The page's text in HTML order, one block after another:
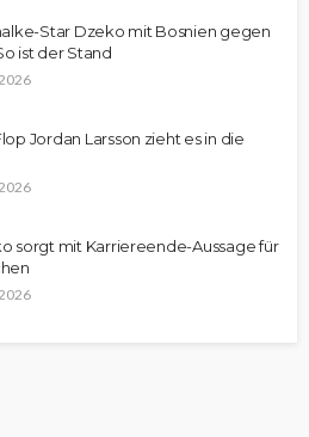
Star Dzeko mit Bosnien gegen
ist der Stand
Jordan Larsson zieht es in die
sorgt mit Karriereende-Aussage für